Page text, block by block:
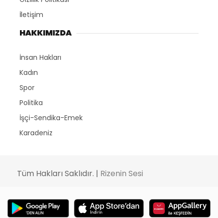
İletişim
HAKKIMIZDA
İnsan Hakları
Kadın
Spor
Politika
İşçi-Sendika-Emek
Karadeniz
Tüm Hakları Saklıdır. | Rizenin Sesi